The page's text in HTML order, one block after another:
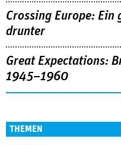
Crossing Europe:
drunter
Great Expectations:
1945–1960
THEMEN